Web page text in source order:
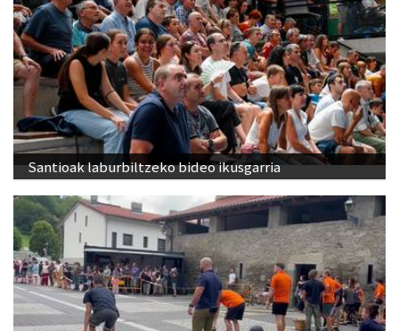
Santioak laburbiltzeko bideo ikusgarria